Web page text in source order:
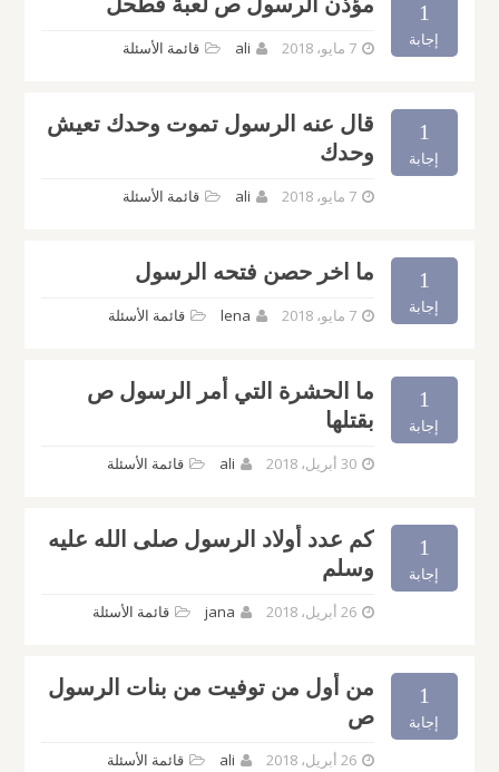
1
إجابة 7 مايو، 2018 ali قائمة الأسئلة
1
إجابة
قال عنه الرسول تموت وحدك تعيش
وحدك
7 مايو، 2018 ali قائمة الأسئلة
1
إجابة
ما اخر حصن فتحه الرسول
7 مايو، 2018 lena قائمة الأسئلة
1
إجابة
ما الحشرة التي أمر الرسول ص
بقتلها
30 أبريل، 2018 ali قائمة الأسئلة
1
إجابة
كم عدد أولاد الرسول صلى الله عليه
وسلم
26 أبريل، 2018 jana قائمة الأسئلة
1
إجابة
من أول من توفيت من بنات الرسول
ص
26 أبريل، 2018 ali قائمة الأسئلة